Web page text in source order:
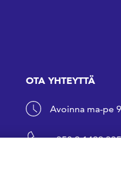
OTA YHTEYTTÄ
Avoinna ma-pe
+358 9 1499